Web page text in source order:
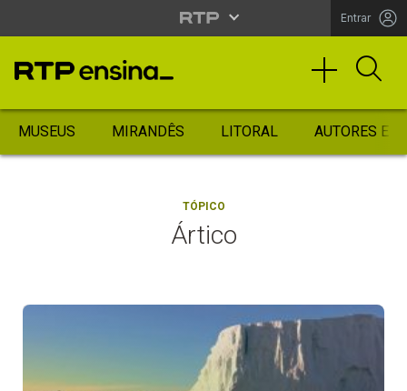
Entrar
MUSEUS MIRANDÊS LITORAL AUTORES
TÓPICO
Ártico